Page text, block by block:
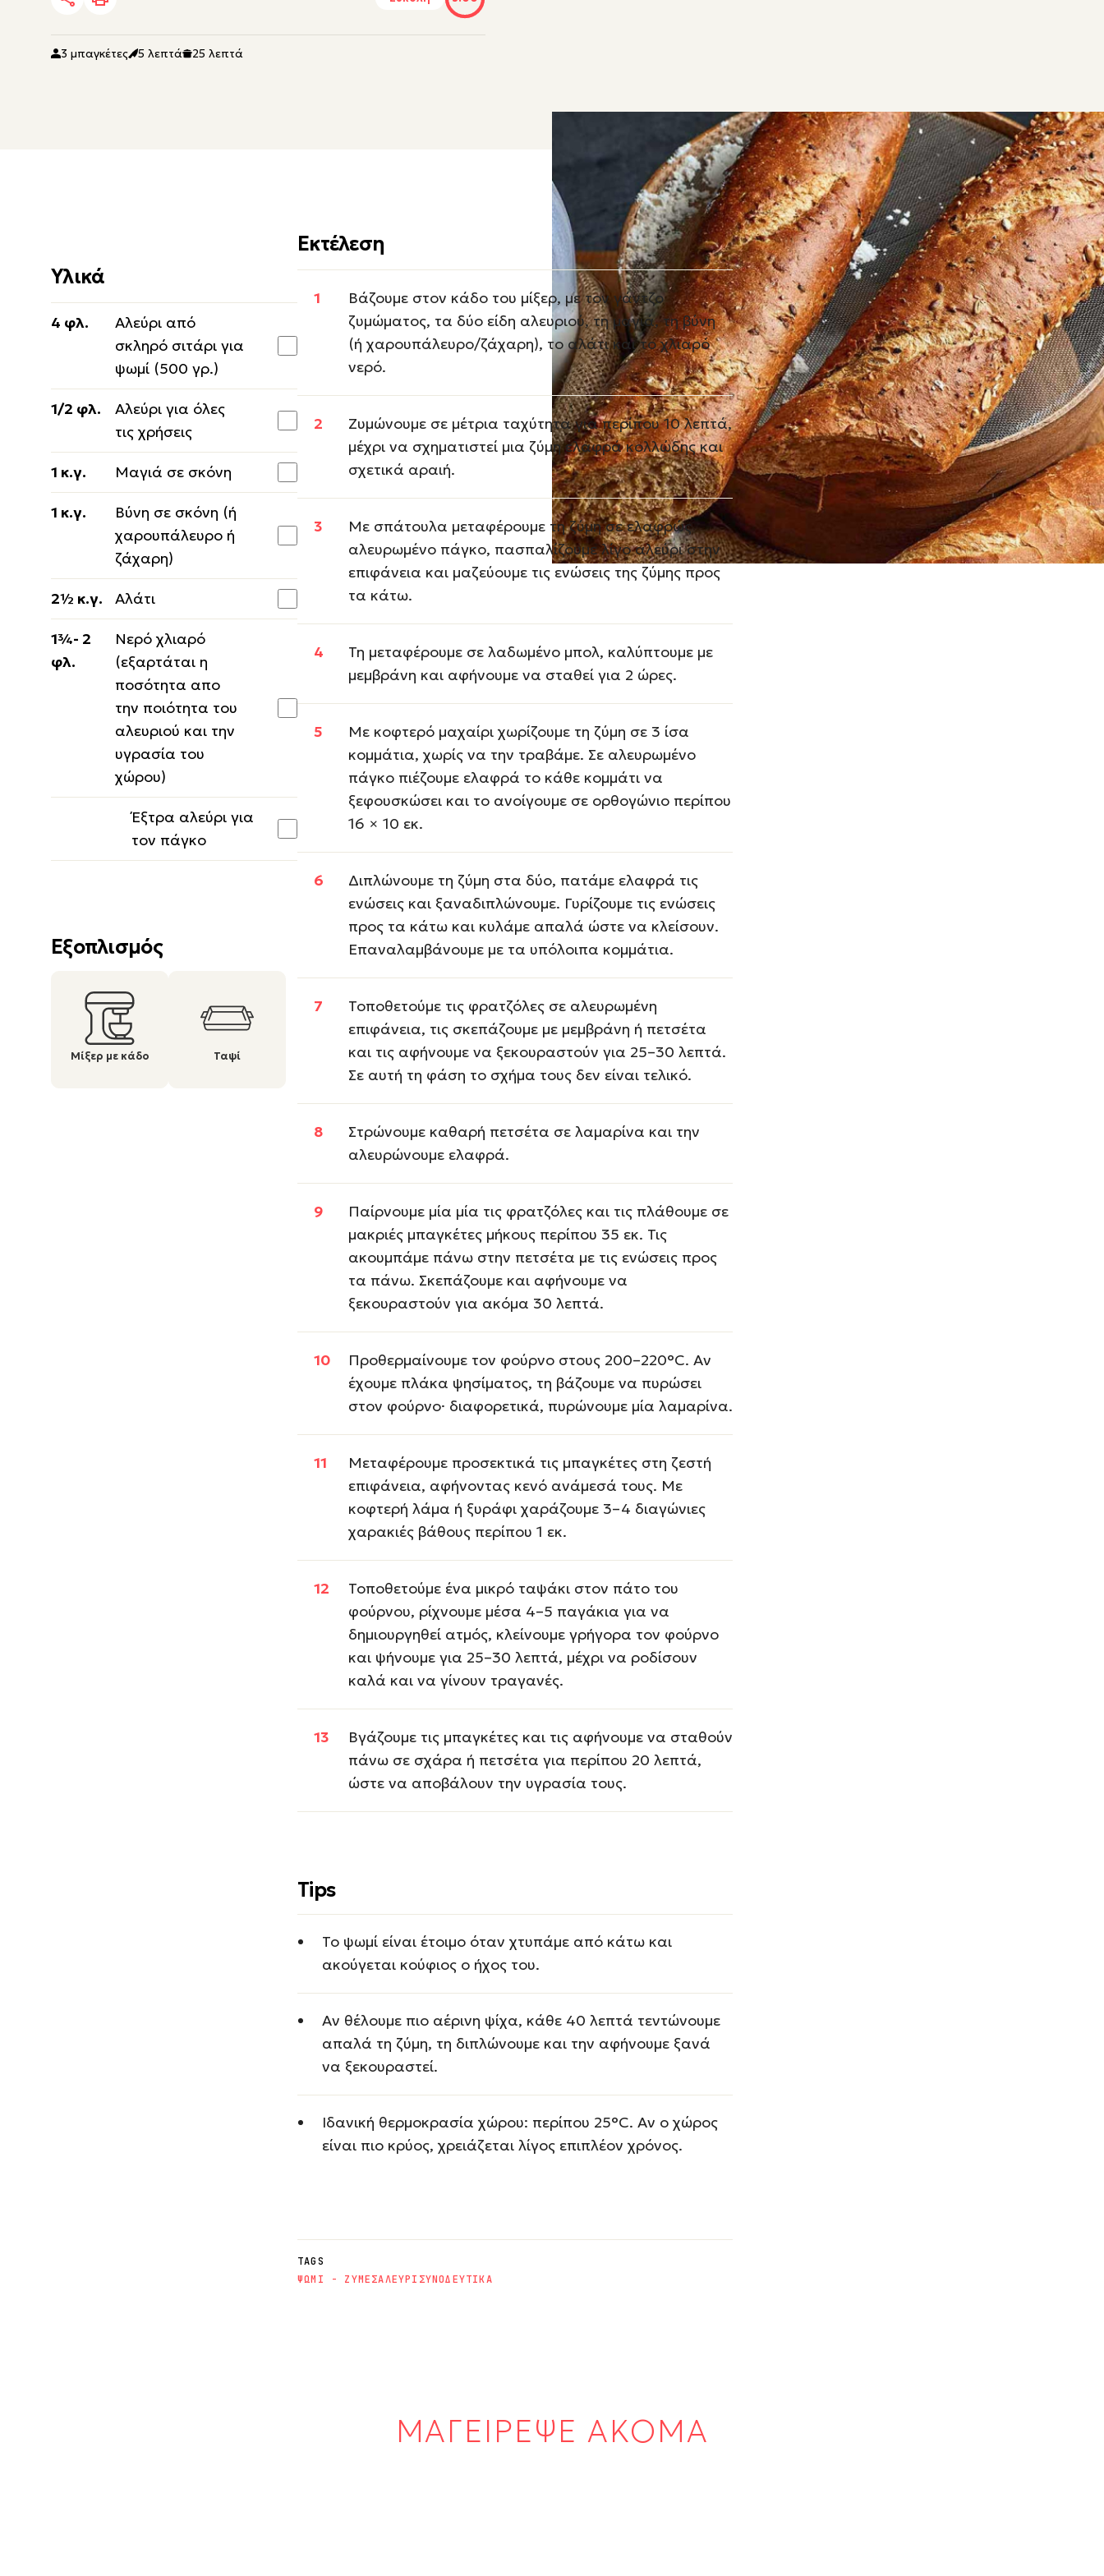
3 μπαγκέτες 5 λεπτά 25 λεπτά
Υλικά
4 φλ.
Αλεύρι από
σκληρό σιτάρι για
ψωμί (500 γρ.)
1/2 φλ.
Αλεύρι για όλες
τις χρήσεις
1 κ.γ. Μαγιά σε σκόνη
1 κ.γ.
Βύνη σε σκόνη (ή
χαρουπάλευρο ή
ζάχαρη)
2½ κ.γ. Αλάτι
1¾- 2
φλ.
Νερό χλιαρό
(εξαρτάται η
ποσότητα απο
την ποιότητα του
αλευριού και την
υγρασία του
χώρου)
Έξτρα αλεύρι για
τον πάγκο
Εξοπλισμός
Μίξερ με κάδο Ταψί
Εκτέλεση
Βάζουμε στον κάδο του μίξερ, με τον γάντζο
ζυμώματος, τα δύο είδη αλευριού, τη μαγιά, τη βύνη
(ή χαρουπάλευρο/ζάχαρη), το αλάτι και το χλιαρό
νερό.
Ζυμώνουμε σε μέτρια ταχύτητα για περίπου 10 λεπτά,
μέχρι να σχηματιστεί μια ζύμη ελαφρά κολλώδης και
σχετικά αραιή.
Με σπάτουλα μεταφέρουμε τη ζύμη σε ελαφρώς
αλευρωμένο πάγκο, πασπαλίζουμε λίγο αλεύρι στην
επιφάνεια και μαζεύουμε τις ενώσεις της ζύμης προς
τα κάτω.
Τη μεταφέρουμε σε λαδωμένο μπολ, καλύπτουμε με
μεμβράνη και αφήνουμε να σταθεί για 2 ώρες.
Με κοφτερό μαχαίρι χωρίζουμε τη ζύμη σε 3 ίσα
κομμάτια, χωρίς να την τραβάμε. Σε αλευρωμένο
πάγκο πιέζουμε ελαφρά το κάθε κομμάτι να
ξεφουσκώσει και το ανοίγουμε σε ορθογώνιο περίπου
16 × 10 εκ.
Διπλώνουμε τη ζύμη στα δύο, πατάμε ελαφρά τις
ενώσεις και ξαναδιπλώνουμε. Γυρίζουμε τις ενώσεις
προς τα κάτω και κυλάμε απαλά ώστε να κλείσουν.
Επαναλαμβάνουμε με τα υπόλοιπα κομμάτια.
Τοποθετούμε τις φρατζόλες σε αλευρωμένη
επιφάνεια, τις σκεπάζουμε με μεμβράνη ή πετσέτα
και τις αφήνουμε να ξεκουραστούν για 25–30 λεπτά.
Σε αυτή τη φάση το σχήμα τους δεν είναι τελικό.
Στρώνουμε καθαρή πετσέτα σε λαμαρίνα και την
αλευρώνουμε ελαφρά.
Παίρνουμε μία μία τις φρατζόλες και τις πλάθουμε σε
μακριές μπαγκέτες μήκους περίπου 35 εκ. Τις
ακουμπάμε πάνω στην πετσέτα με τις ενώσεις προς
τα πάνω. Σκεπάζουμε και αφήνουμε να
ξεκουραστούν για ακόμα 30 λεπτά.
Προθερμαίνουμε τον φούρνο στους 200–220°C. Αν
έχουμε πλάκα ψησίματος, τη βάζουμε να πυρώσει
στον φούρνο· διαφορετικά, πυρώνουμε μία λαμαρίνα.
Μεταφέρουμε προσεκτικά τις μπαγκέτες στη ζεστή
επιφάνεια, αφήνοντας κενό ανάμεσά τους. Με
κοφτερή λάμα ή ξυράφι χαράζουμε 3–4 διαγώνιες
χαρακιές βάθους περίπου 1 εκ.
Τοποθετούμε ένα μικρό ταψάκι στον πάτο του
φούρνου, ρίχνουμε μέσα 4–5 παγάκια για να
δημιουργηθεί ατμός, κλείνουμε γρήγορα τον φούρνο
και ψήνουμε για 25–30 λεπτά, μέχρι να ροδίσουν
καλά και να γίνουν τραγανές.
Βγάζουμε τις μπαγκέτες και τις αφήνουμε να σταθούν
πάνω σε σχάρα ή πετσέτα για περίπου 20 λεπτά,
ώστε να αποβάλουν την υγρασία τους.
Tips
Το ψωμί είναι έτοιμο όταν χτυπάμε από κάτω και
ακούγεται κούφιος ο ήχος του.
Αν θέλουμε πιο αέρινη ψίχα, κάθε 40 λεπτά τεντώνουμε
απαλά τη ζύμη, τη διπλώνουμε και την αφήνουμε ξανά
να ξεκουραστεί.
Ιδανική θερμοκρασία χώρου: περίπου 25°C. Αν ο χώρος
είναι πιο κρύος, χρειάζεται λίγος επιπλέον χρόνος.
TAGS
ΨΩΜΙ - ΖΥΜΕΣΑΛΕΥΡΙ ΣΥΝΟΔΕΥΤΙΚΑ
ΜΑΓΕΙΡΕΨΕ ΑΚΟΜΑ